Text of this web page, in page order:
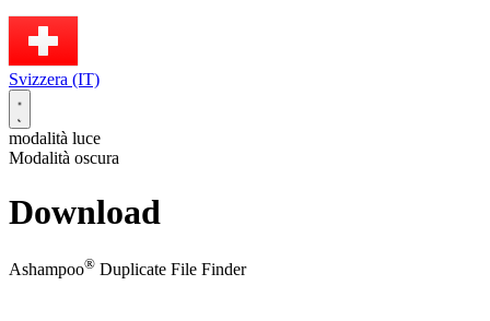
Svizzera (IT)
modalità luce
Modalità oscura
Download
Ashampoo® Duplicate File Finder